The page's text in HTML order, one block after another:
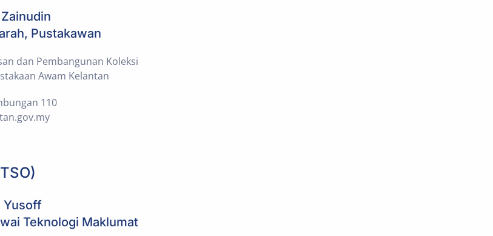
Pustakawan
dan Pembangunan Koleksi
Awam Kelantan
110
Yusoff
Teknologi Maklumat